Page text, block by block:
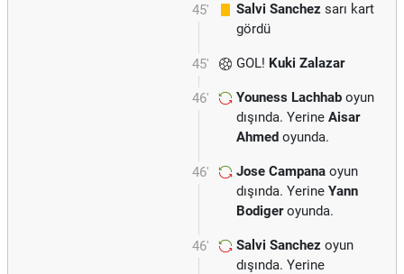
45' Salvi Sanchez sarı kart
gördü
45' GOL! Kuki Zalazar
46' Youness Lachhab oyun
dışında. Yerine Aisar
Ahmed oyunda.
46' Jose Campana oyun
dışında. Yerine Yann
Bodigeroyunda.
46' Salvi Sanchez oyun
dışında. Yerine